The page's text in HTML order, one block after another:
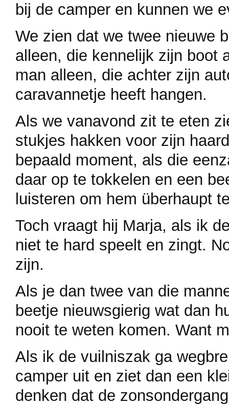
bij de camper en kunnen we
We zien dat we twee nieuwe
alleen, die kennelijk zijn boot
man alleen, die achter zijn
caravannetje heeft hangen.
Als we vanavond zit te eten
stukjes hakken voor zijn
bepaald moment, als die
daar op te tokkelen en een
luisteren om hem überhaupt
Toch vraagt hij Marja, als ik
niet te hard speelt en zingt.
zijn.
Als je dan twee van die
beetje nieuwsgierig wat dan
nooit te weten komen. Want
Als ik de vuilniszak ga
camper uit en ziet dan een
denken dat de